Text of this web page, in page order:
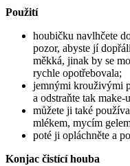
Použití
houbičku navlhčete
pozor, abyste jí
měkká, jinak by se
rychle opotřebovala;
jemnými krouživými
a odstraňte tak make-
můžete ji také
mlékem, mycím
poté ji opláchněte a
Konjac čistící houba